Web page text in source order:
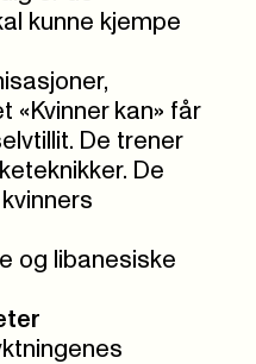
kunne kjempe
«Kvinner kan» får
De trener
De
og libanesiske